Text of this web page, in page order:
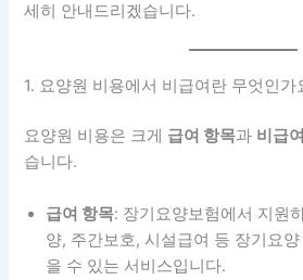
세히 안내드리겠습니다.
1. 요양원 비용에서 비급여란 무엇인가
요양원 비용은 크게 급여 항목과 비급
습니다.
급여 항목: 장기요양보험에서 지원
양, 주간보호, 시설급여 등 장기요
을 수 있는 서비스입니다.